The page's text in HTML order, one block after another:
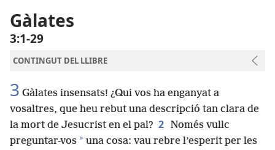
Gàlates
3:1-29
CONTINGUT DEL LLIBRE
3 Gàlates insensats! ¿Qui vos ha enganyat a
vosaltres, que heu rebut una descripció tan clara de
la mort de Jesucrist en el pal? 2 Només vullc
preguntar-vos * una cosa: vau rebre l’esperit per les